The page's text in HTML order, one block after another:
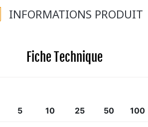
INFORMATIONS PRODUIT
Fiche Technique
5 10 25 50 100